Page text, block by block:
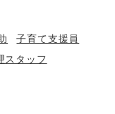
子育て支援員
スタッフ